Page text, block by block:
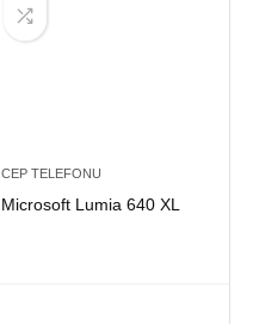
CEP TELEFONU
Microsoft Lumia 640 XL